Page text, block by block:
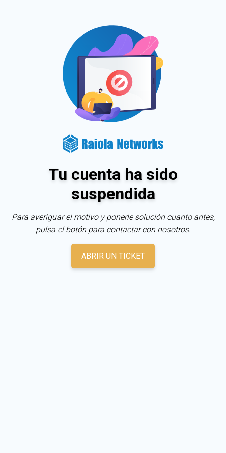
Tu cuenta ha sido
suspendida
Para averiguar el motivo y ponerle solución cuanto antes,
pulsa el botón para contactar con nosotros.
ABRIR UN TICKET